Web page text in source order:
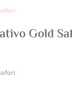
Gold